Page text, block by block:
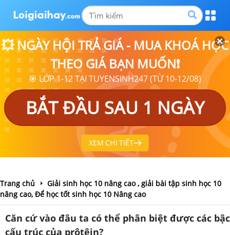
💥 NGÀY HỘI TRẢ GIÁ - MUA KHOÁ HỌC
THEO GIÁ BẠN MUỐN❗
🎯 LỚP 1-12 TẠI TUYENSINH247 (TỪ 10-12/08)
BẮT ĐẦU SAU 1 NGÀY
XEM CHI TIẾT
Trang chủ
Giải sinh học 10 nâng cao , giải bài tập sinh học 10
nâng cao, Để học tốt sinh học 10 Nâng cao
Căn cứ vào đâu ta có thể phân biệt được các bậc
cấu trúc của prôtêin?